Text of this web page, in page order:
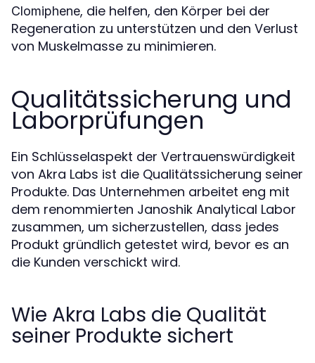
Clomiphene, die helfen, den Körper bei der
Regeneration zu unterstützen und den Verlust
von Muskelmasse zu minimieren.
Qualitätssicherung und
Laborprüfungen
Ein Schlüsselaspekt der Vertrauenswürdigkeit
von Akra Labs ist die Qualitätssicherung seiner
Produkte. Das Unternehmen arbeitet eng mit
dem renommierten Janoshik Analytical Labor
zusammen, um sicherzustellen, dass jedes
Produkt gründlich getestet wird, bevor es an
die Kunden verschickt wird.
Wie Akra Labs die Qualität
seiner Produkte sichert